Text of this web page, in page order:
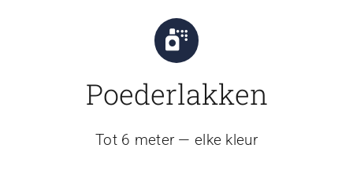
Poederlakken
Tot 6 meter — elke kleur